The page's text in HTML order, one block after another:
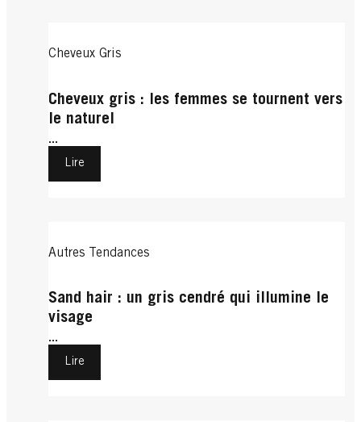
Cheveux Gris
Cheveux gris : les femmes se tournent vers
le naturel
...
Lire
Autres Tendances
Sand hair : un gris cendré qui illumine le
visage
...
Lire